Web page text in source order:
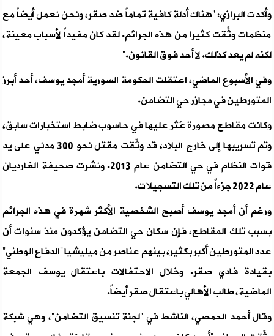
وأكدت البرازي: “هناك أدلة كافية تماماً ضد صقر، ونحن نعمل أيضاً مع
منظمات وثّقت كثيراً من هذه الجرائم. لقد كان مفيداً لأسباب معينة،
لكنه لم يعد كذلك. لا أحد فوق القانون.”
وفي الأسبوع الماضي، اعتقلت الحكومة السورية أمجد يوسف، أحد أبرز
المتورطين في مجازر حي التضامن.
وكانت مقاطع مصورة عُثر عليها في حاسوب ضابط استخبارات سابق،
وتم تسريبها إلى خارج البلاد، قد وثّقت مقتل نحو 300 مدني على يد
قوات النظام في حي التضامن عام 2013. ونشرت صحيفة الغارديان
عام 2022 جزءاً من تلك التسجيلات.
ورغم أن أمجد يوسف أصبح الشخصية الأكثر شهرة في هذه الجرائم
بسبب تلك المقاطع، فإن سكان حي التضامن يؤكدون منذ سنوات أن
عدد المتورطين أكبر بكثير، بينهم عناصر من ميليشيا “الدفاع الوطني”
بقيادة فادي صقر. وخلال الاحتفالات باعتقال يوسف الجمعة
الماضية، طالب الأهالي باعتقال صقر أيضاً.
وقال أحمد الحمصي، الناشط في “لجنة تنسيق التضامن”، وهي شبكة